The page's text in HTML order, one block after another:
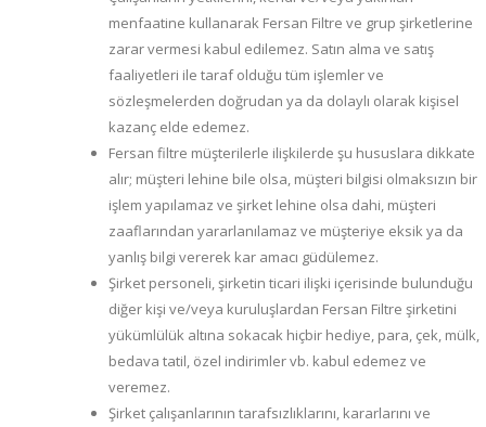
menfaatine kullanarak Fersan Filtre ve grup şirketlerine
zarar vermesi kabul edilemez. Satın alma ve satış
faaliyetleri ile taraf olduğu tüm işlemler ve
sözleşmelerden doğrudan ya da dolaylı olarak kişisel
kazanç elde edemez.
Fersan filtre müşterilerle ilişkilerde şu hususlara dikkate
alır; müşteri lehine bile olsa, müşteri bilgisi olmaksızın bir
işlem yapılamaz ve şirket lehine olsa dahi, müşteri
zaaflarından yararlanılamaz ve müşteriye eksik ya da
yanlış bilgi vererek kar amacı güdülemez.
Şirket personeli, şirketin ticari ilişki içerisinde bulunduğu
diğer kişi ve/veya kuruluşlardan Fersan Filtre şirketini
yükümlülük altına sokacak hiçbir hediye, para, çek, mülk,
bedava tatil, özel indirimler vb. kabul edemez ve
veremez.
Şirket çalışanlarının tarafsızlıklarını, kararlarını ve